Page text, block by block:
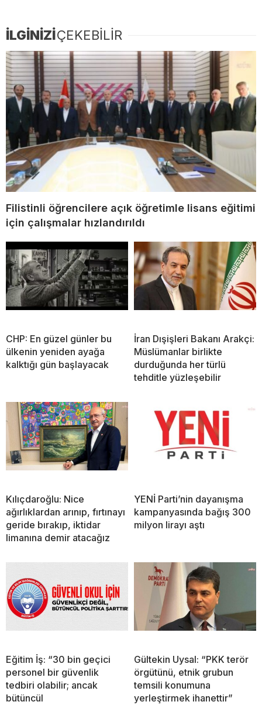
İLGİNİZİÇEKEBİLİR
Filistinli öğrencilere açık öğretimle lisans eğitimi
için çalışmalar hızlandırıldı
CHP: En güzel günler bu
ülkenin yeniden ayağa
kalktığı gün başlayacak
İran Dışişleri Bakanı Arakçi:
Müslümanlar birlikte
durduğunda her türlü
tehditle yüzleşebilir
Kılıçdaroğlu: Nice
ağırlıklardan arınıp, fırtınayı
geride bırakıp, iktidar
limanına demir atacağız
YENİ Parti’nin dayanışma
kampanyasında bağış 300
milyon lirayı aştı
Eğitim İş: “30 bin geçici
personel bir güvenlik
tedbiri olabilir; ancak
bütüncül
Gültekin Uysal: “PKK terör
örgütünü, etnik grubun
temsili konumuna
yerleştirmek ihanettir”